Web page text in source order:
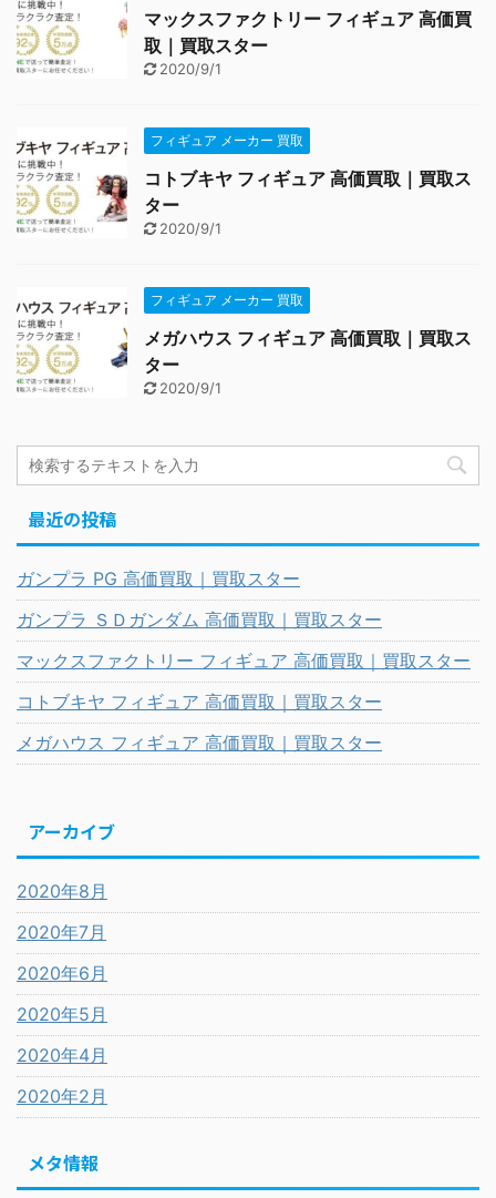
マックスファクトリー フィギュア 高価買
取｜買取スター
2020/9/1
フィギュア メーカー 買取
コトブキヤ フィギュア 高価買取｜買取ス
ター
2020/9/1
フィギュア メーカー 買取
メガハウス フィギュア 高価買取｜買取ス
ター
2020/9/1
最近の投稿
ガンプラ PG 高価買取｜買取スター
ガンプラ ＳＤガンダム 高価買取｜買取スター
マックスファクトリー フィギュア 高価買取｜買取スター
コトブキヤ フィギュア 高価買取｜買取スター
メガハウス フィギュア 高価買取｜買取スター
アーカイブ
2020年8月
2020年7月
2020年6月
2020年5月
2020年4月
2020年2月
メタ情報